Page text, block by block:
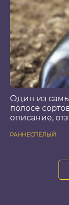
Один из
полосе
описание,
РАННЕСПЕЛЫЙ